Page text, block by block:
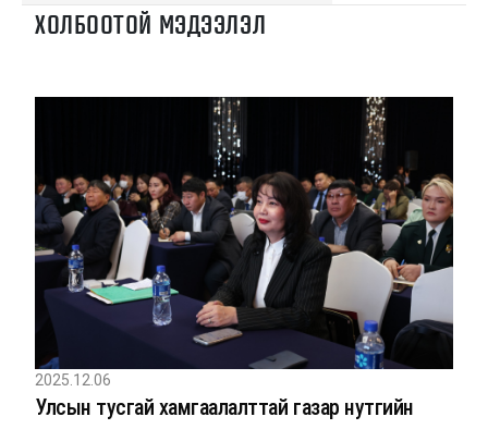
ХОЛБООТОЙ МЭДЭЭЛЭЛ
2025.12.06
Улсын тусгай хамгаалалттай газар нутгийн